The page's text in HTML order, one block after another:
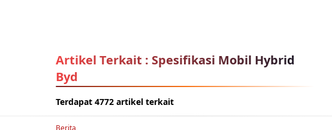
Artikel Terkait : Spesifikasi Mobil Hybrid
Byd
Terdapat 4772 artikel terkait
Berita